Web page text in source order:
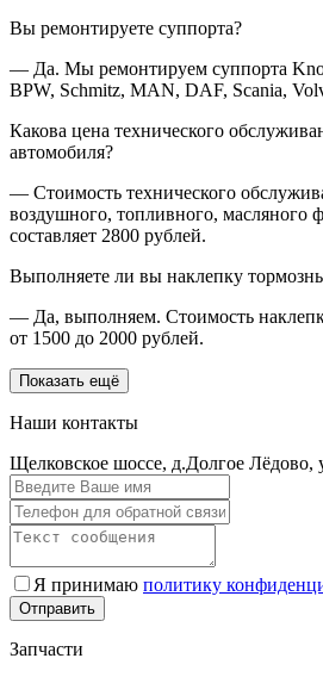
Вы ремонтируете суппорта?
— Да. Мы ремонтируем суппорта
BPW, Schmitz, MAN, DAF, Scania,
Какова цена технического
автомобиля?
— Стоимость технического
воздушного, топливного, масляного
составляет 2800 рублей.
Выполняете ли вы наклепку
— Да, выполняем. Стоимость
от 1500 до 2000 рублей.
Показать ещё
Наши контакты
Щелковское шоссе, д.Долгое Лёдово,
Я принимаю политику
Запчасти